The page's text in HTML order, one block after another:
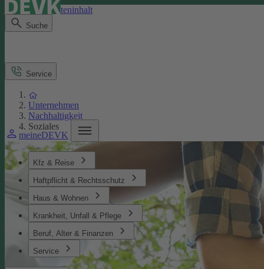
Direkt zum Seiteninhalt
Suche
meineDEVK
Kfz & Reise
Haftpflicht & Rechtsschutz
Haus & Wohnen
Krankheit, Unfall & Pflege
Beruf, Alter & Finanzen
Service
Service
Unternehmen
Nachhaltigkeit
Soziales